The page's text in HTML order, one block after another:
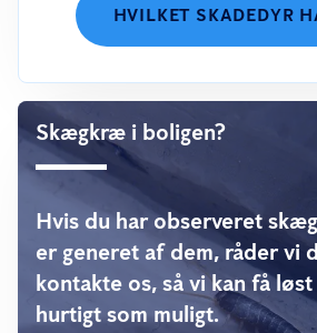
HVILKET SKADEDYR
Skægkræ i boligen?
Hvis du har observeret
er generet af dem, råder vi
kontakte os, så vi kan få
hurtigt som muligt.